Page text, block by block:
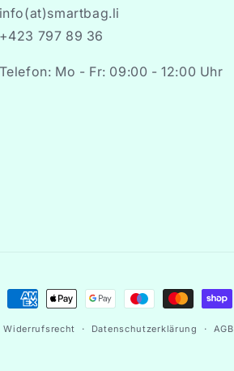
info(at)smartbag.li
+423 797 89 36
Telefon: Mo - Fr: 09:00 - 12:00 Uhr
Zahlungsmethoden
Widerrufsrecht Datenschutzerklärung AGB